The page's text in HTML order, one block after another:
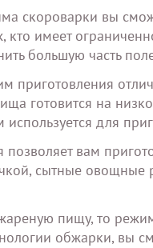
скороварки вы
кто имеет
большую часть
приготовления
готовится на
для
вам
сытные овощные
пищу, то
обжарки, вы